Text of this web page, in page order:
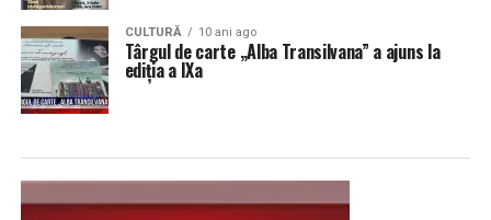
CULTURĂ 10 ani ago
Târgul de carte „Alba Transilvana” a ajuns la
ediția a IXa